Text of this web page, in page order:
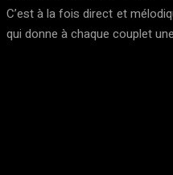
C’est à la fois direct et
qui donne à chaque couplet